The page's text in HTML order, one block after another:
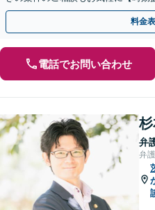
利用可】【休日電話相談可能】
料金
電話でお問い合わせ
弁
弁